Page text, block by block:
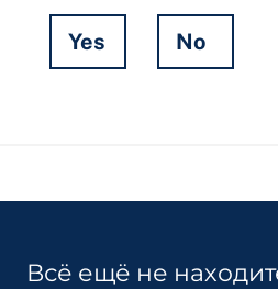
Yes No
Всё ещё не